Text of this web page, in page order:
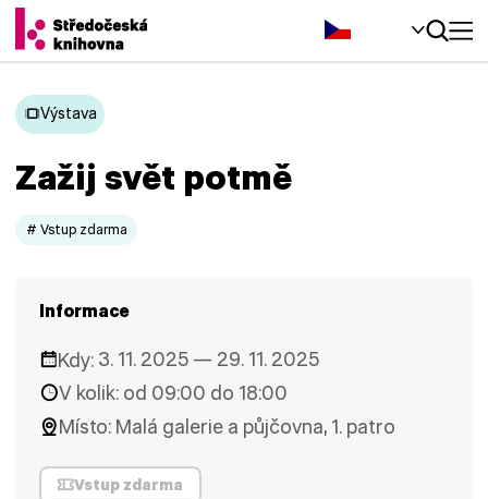
Čeština‎
Výstava
Zažij svět potmě
# Vstup zdarma
Informace
Kdy: 3. 11. 2025 — 29. 11. 2025
V kolik: od 09:00 do 18:00
Místo: Malá galerie a půjčovna, 1. patro
Vstup zdarma